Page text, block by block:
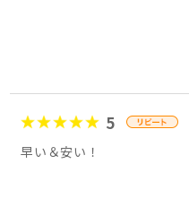
5
早い＆安い！